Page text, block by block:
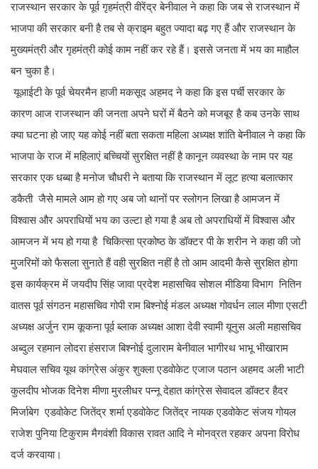
राजस्थान सरकार के पूर्व गृहमंत्री वीरेंद्र बेनीवाल ने कहा कि जब से राजस्थान में
भाजपा की सरकार बनी है तब से क्राइम बहुत ज्यादा बढ़ गए हैं और राजस्थान के
मुख्यमंत्री और गृहमंत्री कोई काम नहीं कर रहे हैं। इससे जनता में भय का माहौल
बन चुका है।
यूआईटी के पूर्व चेयरमैन हाजी मकसूद अहमद ने कहा कि इस पर्ची सरकार के
कारण आज राजस्थान की जनता अपने घरों में बैठने को मजबूर है कब उनके साथ
क्या घटना हो जाए यह कोई नहीं बता सकता महिला अध्यक्ष शांति बेनीवाल ने कहा कि
भाजपा के राज में महिलाएं बच्चियों सुरक्षित नहीं है कानून व्यवस्था के नाम पर यह
सरकार एक धब्बा है मनोज चौधरी ने बताया कि राजस्थान में लूट हत्या बलात्कार
डकैती जैसे मामले आम हो गए अब जो थानों पर स्लोगन लिखा है आमजन में
विश्वास और अपराधियों भय का उल्टा हो गया है अब तो अपराधियों में विश्वास और
आमजन में भय हो गया है चिकित्सा प्रकोष्ठ के डॉक्टर पी के शरीन ने कहा की जो
मुजरिमों को फैसला सुनाते हैं वही सुरक्षित नहीं है तो आम आदमी कैसे सुरक्षित होगा
इस कार्यक्रम में जयदीप सिंह जावा प्रदेश महासचिव सोशल मीडिया विभाग नितिन
वातस पूर्व संगठन महासचिव गोपी राम बिश्नोई मंडल अध्यक्ष गोवर्धन लाल मीणा एसटी
अध्यक्ष अर्जुन राम कूकना पूर्व ब्लाक अध्यक्ष आशा देवी स्वामी यूनुस अली महासचिव
अब्दुल रहमान लोदरा हंसराज बिश्नोई दुलाराम बेनीवाल भागीरथ भाभू भीखाराम
मेघवाल सचिव यूथ कांग्रेस अंकुर शुक्ला एडवोकेट एजाज पठान अहमद अली भाटी
कुलदीप भोजक दिनेश मीणा मुरलीधर पन्नू देहात कांग्रेस सेवादल डॉक्टर हैदर
मिर्जाबेग एडवोकेट जितेंद्र शर्मा एडवोकेट जितेंद्र नायक एडवोकेट संजय गोयल
राजेश पुनिया टिकुराम मैगवंशी विकास रावत आदि ने मोनव्रत रहकर अपना विरोध
दर्ज करवाया।